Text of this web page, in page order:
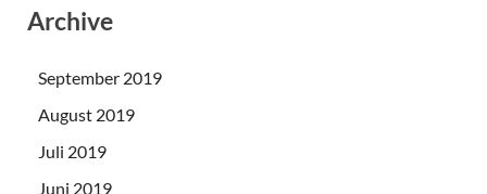
Archive
September 2019
August 2019
Juli 2019
Juni 2019